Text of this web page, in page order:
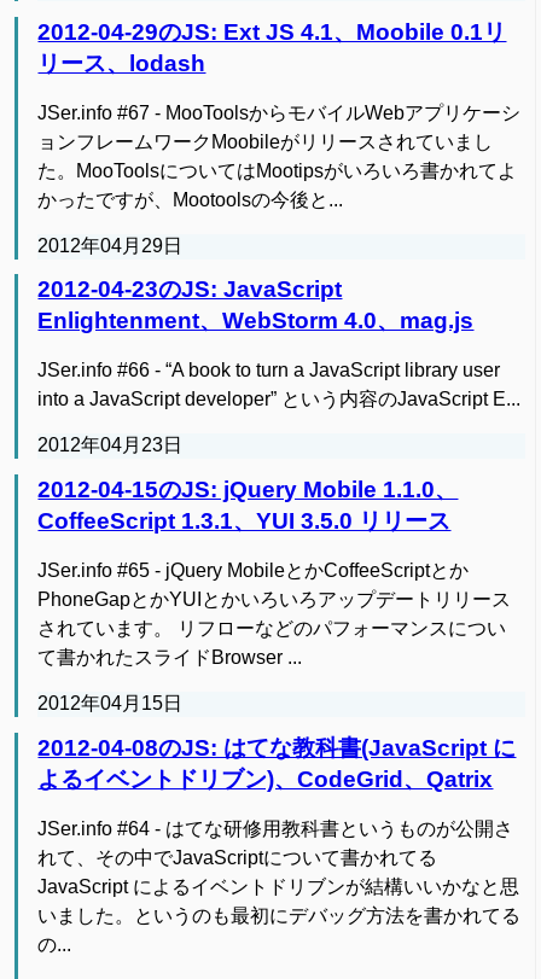
2012-04-29のJS: Ext JS 4.1、Moobile 0.1リ
リース、lodash
JSer.info #67 - MooToolsからモバイルWebアプリケーシ
ョンフレームワークMoobileがリリースされていまし
た。MooToolsについてはMootipsがいろいろ書かれてよ
かったですが、Mootoolsの今後と...
2012年04月29日
2012-04-23のJS: JavaScript
Enlightenment、WebStorm 4.0、mag.js
JSer.info #66 - “A book to turn a JavaScript library user
into a JavaScript developer” という内容のJavaScript E...
2012年04月23日
2012-04-15のJS: jQuery Mobile 1.1.0、
CoffeeScript 1.3.1、YUI 3.5.0 リリース
JSer.info #65 - jQuery MobileとかCoffeeScriptとか
PhoneGapとかYUIとかいろいろアップデートリリース
されています。 リフローなどのパフォーマンスについ
て書かれたスライドBrowser ...
2012年04月15日
2012-04-08のJS: はてな教科書(JavaScript に
よるイベントドリブン)、CodeGrid、Qatrix
JSer.info #64 - はてな研修用教科書というものが公開さ
れて、その中でJavaScriptについて書かれてる
JavaScript によるイベントドリブンが結構いいかなと思
いました。というのも最初にデバッグ方法を書かれてる
の...